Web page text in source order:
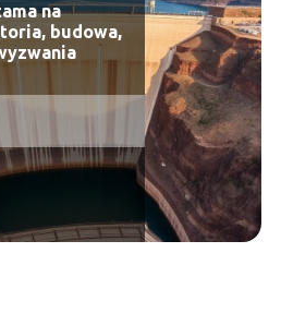
na
budowa,